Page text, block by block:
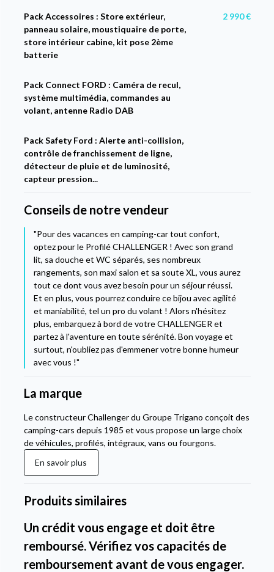
Pack Accessoires : Store extérieur,
panneau solaire, moustiquaire de porte,
store intérieur cabine, kit pose 2ème
batterie
2 990 €
Pack Connect FORD : Caméra de recul,
système multimédia, commandes au
volant, antenne Radio DAB
Pack Safety Ford : Alerte anti-collision,
contrôle de franchissement de ligne,
détecteur de pluie et de luminosité,
capteur pression...
Conseils de notre vendeur
"Pour des vacances en camping-car tout confort,
optez pour le Profilé CHALLENGER ! Avec son grand
lit, sa douche et WC séparés, ses nombreux
rangements, son maxi salon et sa soute XL, vous aurez
tout ce dont vous avez besoin pour un séjour réussi.
Et en plus, vous pourrez conduire ce bijou avec agilité
et maniabilité, tel un pro du volant ! Alors n'hésitez
plus, embarquez à bord de votre CHALLENGER et
partez à l'aventure en toute sérénité. Bon voyage et
surtout, n'oubliez pas d'emmener votre bonne humeur
avec vous !"
La marque
Le constructeur Challenger du Groupe Trigano conçoit des
camping-cars depuis 1985 et vous propose un large choix
de véhicules, profilés, intégraux, vans ou fourgons.
En savoir plus
Produits similaires
Un crédit vous engage et doit être
remboursé. Vérifiez vos capacités de
remboursement avant de vous engager.